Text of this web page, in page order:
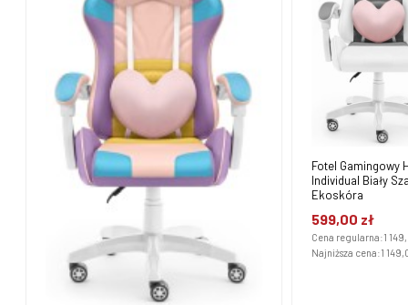
Fotel Gamingowy
Individual Biały
Ekoskóra
599,00 zł
Cena regularna:1
Najniższa cena:1